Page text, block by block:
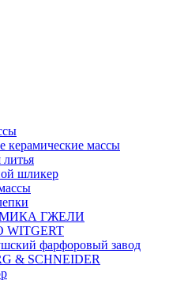
керамические массы
шликер
ГЖЕЛИ
WITGERT
фарфоровый завод
& SCHNEIDER